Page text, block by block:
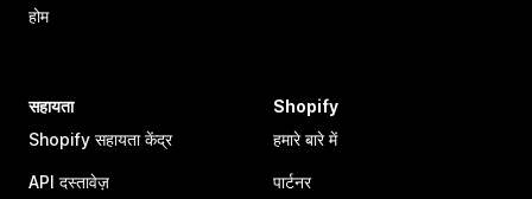
होम
सहायता
Shopify सहायता केंद्र
API दस्तावेज़
Shopify
हमारे बारे में
पार्टनर